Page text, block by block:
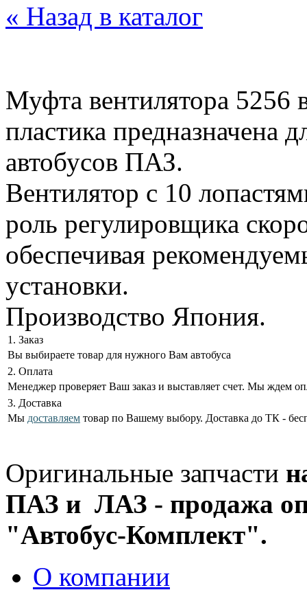
« Назад в каталог
Муфта вентилятора 5256
пластика предназначена
автобусов ПАЗ.
Вентилятор с 10
роль регулировщика
обеспечивая
установки.
Производство Япония.
1. Заказ
Вы выбираете товар для нужного Вам автобуса
2. Оплата
Менеджер проверяет Ваш заказ и выставляет счет. Мы ждем
3. Доставка
Мы доставляем товар по Вашему выбору. Доставка до ТК -
Оригинальные запчасти
ПАЗ и ЛАЗ - продажа
"Автобус-Комплект".
О компании